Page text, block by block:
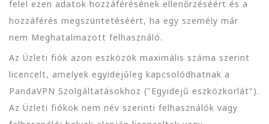
felel ezen adatok hozzáférésének ellenőrzéséért és a
hozzáférés megszüntetéséért, ha egy személy már
nem Meghatalmazott felhasználó.
Az Üzleti fiók azon eszközök maximális száma szerint
licencelt, amelyek egyidejűleg kapcsolódhatnak a
PandaVPN Szolgáltatásokhoz ("Egyidejű eszközkorlát").
Az Üzleti fiókok nem név szerinti felhasználók vagy